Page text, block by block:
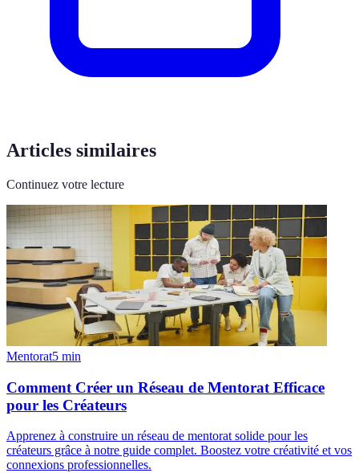
Articles similaires
Continuez votre lecture
Mentorat5 min
Comment Créer un Réseau de Mentorat Efficace
pour les Créateurs
Apprenez à construire un réseau de mentorat solide pour les
créateurs grâce à notre guide complet. Boostez votre créativité et vos
connexions professionnelles.